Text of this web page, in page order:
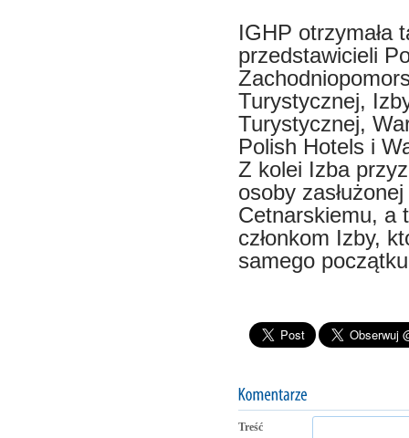
IGHP otrzymała
przedstawicieli
Turystycznej,
Turystycznej,
Polish Hotels i
Z kolei Izba
osoby
Cetnarskiemu, a
członkom Izby,
samego
Treść